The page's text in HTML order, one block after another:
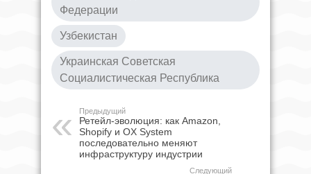
Федерации
Узбекистан
Украинская Советская
Социалистическая Республика
Предыдущий
Ретейл-эволюция: как Amazon,
Shopify и OX System
последовательно меняют
инфраструктуру индустрии
Следующий